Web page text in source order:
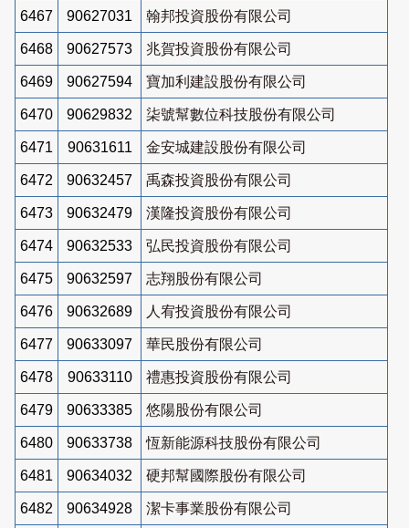
6467 90627031 翰邦投資股份有限公司
6468 90627573 兆賀投資股份有限公司
6469 90627594 寶加利建設股份有限公司
6470 90629832 柒號幫數位科技股份有限公司
6471 90631611 金安城建設股份有限公司
6472 90632457 禹森投資股份有限公司
6473 90632479 漢隆投資股份有限公司
6474 90632533 弘民投資股份有限公司
6475 90632597 志翔股份有限公司
6476 90632689 人宥投資股份有限公司
6477 90633097 華民股份有限公司
6478 90633110 禮惠投資股份有限公司
6479 90633385 悠陽股份有限公司
6480 90633738 恆新能源科技股份有限公司
6481 90634032 硬邦幫國際股份有限公司
6482 90634928 潔卡事業股份有限公司